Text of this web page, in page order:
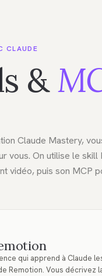
CLAUDE
&
Claude Mastery,
vous. On utilise le
vidéo, puis son MCP
qui apprend à Claude
Remotion. Vous décrivez